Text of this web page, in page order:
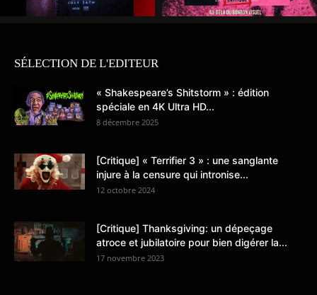
SÉLECTION DE L'EDITEUR
« Shakespeare’s Shitstorm » : édition
spéciale en 4K Ultra HD...
8 décembre 2025
[Critique] « Terrifier 3 » : une sanglante
injure à la censure qui intronise...
12 octobre 2024
[Critique] Thanksgiving: un dépeçage
atroce et jubilatoire pour bien digérer la...
17 novembre 2023